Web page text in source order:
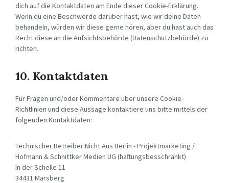
dich auf die Kontaktdaten am Ende dieser Cookie-Erklärung.
Wenn du eine Beschwerde darüber hast, wie wir deine Daten
behandeln, würden wir diese gerne hören, aber du hast auch das
Recht diese an die Aufsichtsbehörde (Datenschutzbehörde) zu
richten.
10. Kontaktdaten
Für Fragen und/oder Kommentare über unsere Cookie-
Richtlinien und diese Aussage kontaktiere uns bitte mittels der
folgenden Kontaktdaten:
Technischer Betreiber:Nicht Aus Berlin - Projektmarketing /
Hofmann & Schnittker Medien UG (haftungsbesschränkt)
In der Schelle 11
34431 Marsberg